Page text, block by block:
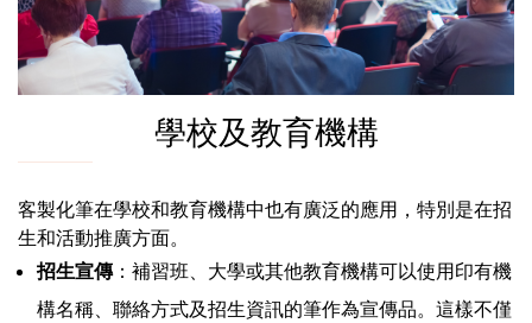
學校及教育機構
客製化筆在學校和教育機構中也有廣泛的應用，特別是在招
生和活動推廣方面。
招生宣傳：補習班、大學或其他教育機構可以使用印有機
構名稱、聯絡方式及招生資訊的筆作為宣傳品。這樣不僅